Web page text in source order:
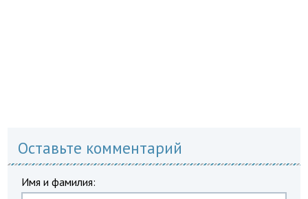
Оставьте комментарий
Имя и фамилия: